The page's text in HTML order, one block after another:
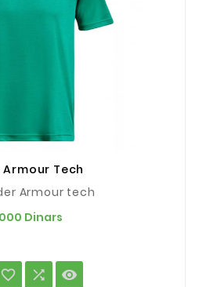
Armour Tech
Armour tech
Dinars
  